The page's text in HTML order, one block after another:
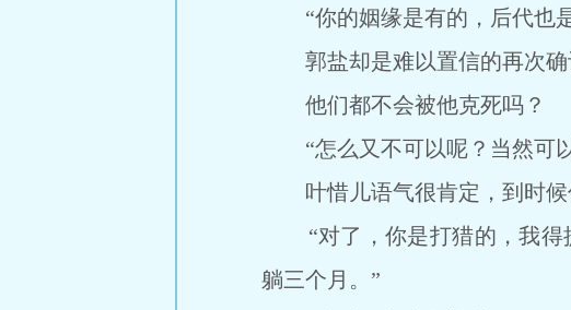
“你的姻缘是有的，后代也是
郭盐却是难以置信的再次确
他们都不会被他克死吗？
“怎么又不可以呢？当然可
叶惜儿语气很肯定，到时候
“对了，你是打猎的，我得
躺三个月。”